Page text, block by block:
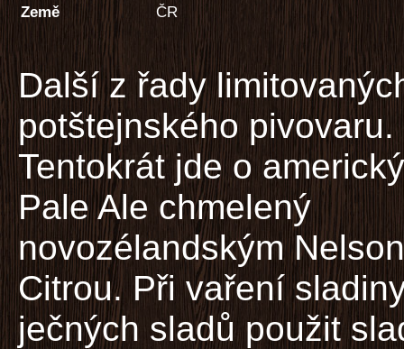
Země
ČR
Další z řady
potštejnského pivovaru.
Tentokrát jde o
Pale Ale chmelený
novozélandským
Citrou. Při vaření
ječných sladů použit